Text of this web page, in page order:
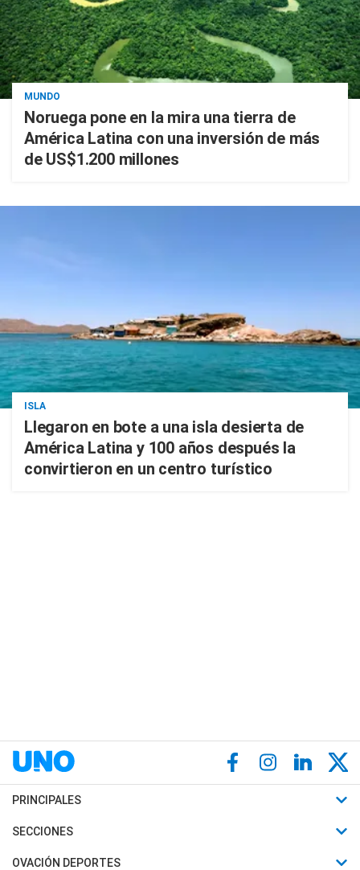
MUNDO
Noruega pone en la mira una tierra de
América Latina con una inversión de más
de US$1.200 millones
ISLA
Llegaron en bote a una isla desierta de
América Latina y 100 años después la
convirtieron en un centro turístico
PRINCIPALES
Últimas Noticias
Política
SECCIONES
Horóscopo
OVACIÓN DEPORTES